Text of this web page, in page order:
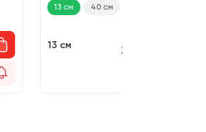
13 см 40 см
13 см 277